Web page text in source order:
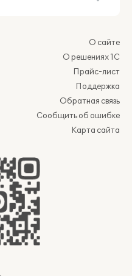
О сайте
О решениях 1С
Прайс-лист
Поддержка
Обратная связь
Сообщить об ошибке
Карта сайта